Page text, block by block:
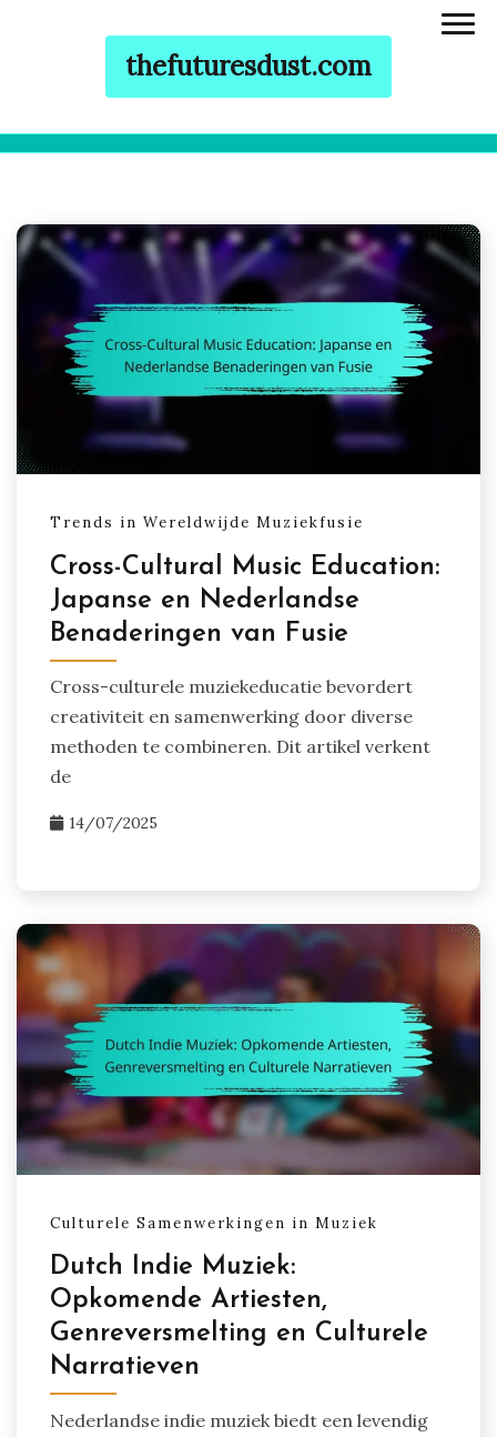
thefuturesdust.com
Trends in Wereldwijde Muziekfusie
Cross-Cultural Music Education:
Japanse en Nederlandse
Benaderingen van Fusie
Cross-culturele muziekeducatie bevordert
creativiteit en samenwerking door diverse
methoden te combineren. Dit artikel verkent
de
14/07/2025
Culturele Samenwerkingen in Muziek
Dutch Indie Muziek:
Opkomende Artiesten,
Genreversmelting en Culturele
Narratieven
Nederlandse indie muziek biedt een levendig